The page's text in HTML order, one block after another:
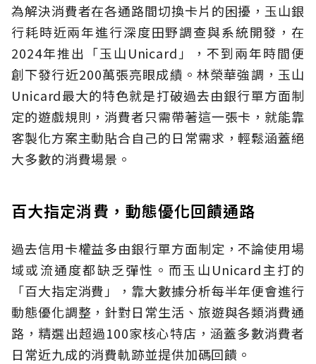
為解決消費者在各通路間切換卡片的困擾，玉山銀
行耗時近兩年進行深度田野調查與系統開發，在
2024年推出「玉山Unicard」，不到兩年時間便
創下發行近200萬張亮眼成績。林榮華強調，玉山
Unicard最大的特色就是打破過去由銀行單方面制
定的遊戲規則，消費者只需帶著這一張卡，就能靠
客製化方案主動貼合自己的日常需求，輕鬆涵蓋絕
大多數的消費場景。
百大指定消費，動態優化回饋通路
過去信用卡權益多由銀行單方面制定，不論使用場
域或流通度都缺乏彈性。而玉山Unicard主打的
「百大指定消費」，靠大數據分析每半年便會進行
動態優化調整，針對日常生活、旅遊與各類消費通
路，精選出超過100家核心特店，涵蓋多數消費者
日常近九成的消費軌跡並提供加碼回饋。